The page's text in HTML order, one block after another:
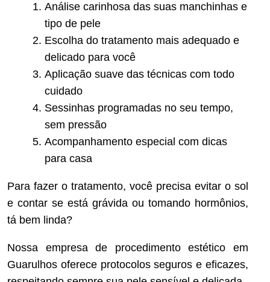
Análise carinhosa das suas manchinhas e
tipo de pele
Escolha do tratamento mais adequado e
delicado para você
Aplicação suave das técnicas com todo
cuidado
Sessinhas programadas no seu tempo,
sem pressão
Acompanhamento especial com dicas
para casa
Para fazer o tratamento, você precisa evitar o sol
e contar se está grávida ou tomando hormônios,
tá bem linda?
Nossa empresa de procedimento estético em
Guarulhos oferece protocolos seguros e eficazes,